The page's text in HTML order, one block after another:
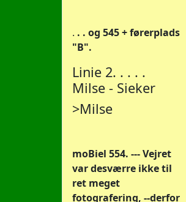
. . . og 545 + førerplads
"B".
Linie 2. . . . .
Milse - Sieker
>Milse
moBiel 554. --- Vejret
var desværre ikke til
ret meget
fotografering, --derfor